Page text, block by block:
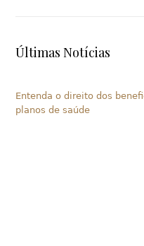
Últimas Notícias
Entenda o direito dos
planos de saúde